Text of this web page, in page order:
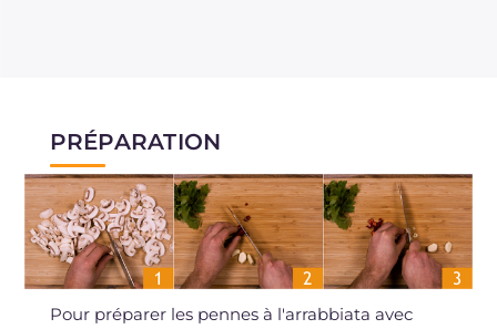
PRÉPARATION
Pour préparer les pennes à l'arrabbiata avec